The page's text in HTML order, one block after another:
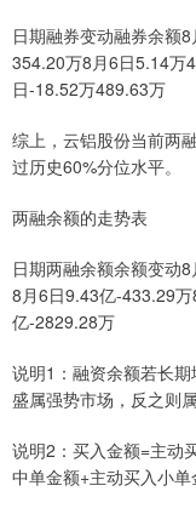
日期融券变动融券余额
354.20万8月6日5.14万
日-18.52万489.63万
综上，云铝股份当前两
过历史60%分位水平。
两融余额的走势表
日期两融余额余额变动
8月6日9.43亿-433.29
亿-2829.28万
说明1：融资余额若长
盛属强势市场，反之则
说明2：买入金额=主动
中单金额+主动买入小单